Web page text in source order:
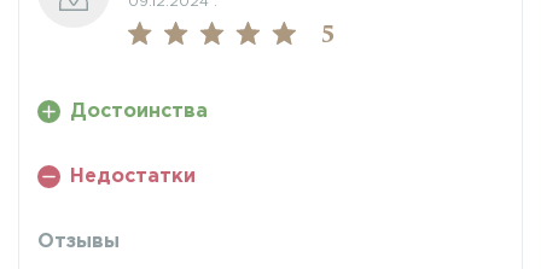
5
Достоинства
Недостатки
Отзывы